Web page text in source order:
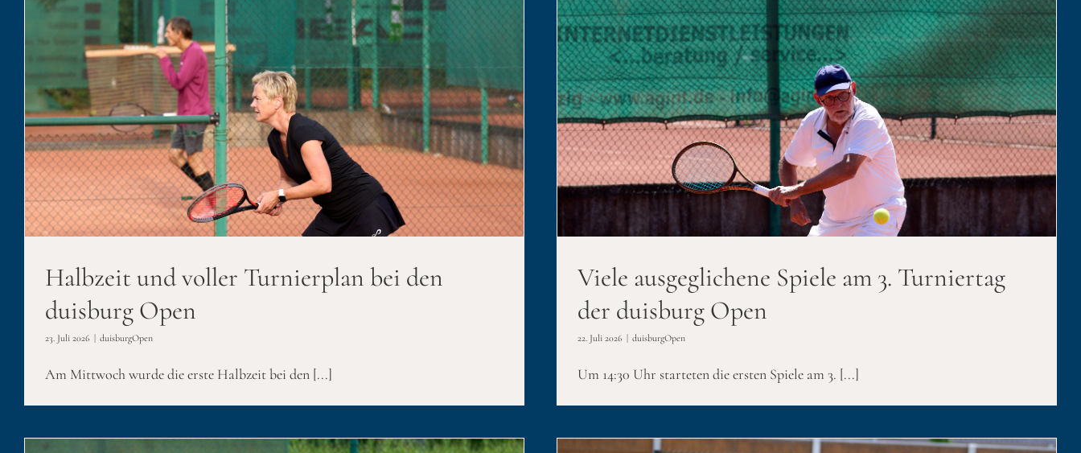
Halbzeit und voller Turnierplan bei den
duisburg Open
23. Juli 2026 duisburgOpen
Am Mittwoch wurde die erste Halbzeit bei den [...]
Viele ausgeglichene Spiele am 3. Turniertag der
duisburg Open
Viele ausgeglichene Spiele am 3. Turniertag
der duisburg Open
22. Juli 2026 duisburgOpen
Um 14:30 Uhr starteten die ersten Spiele am 3. [...]